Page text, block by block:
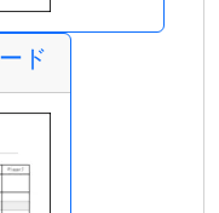
ド